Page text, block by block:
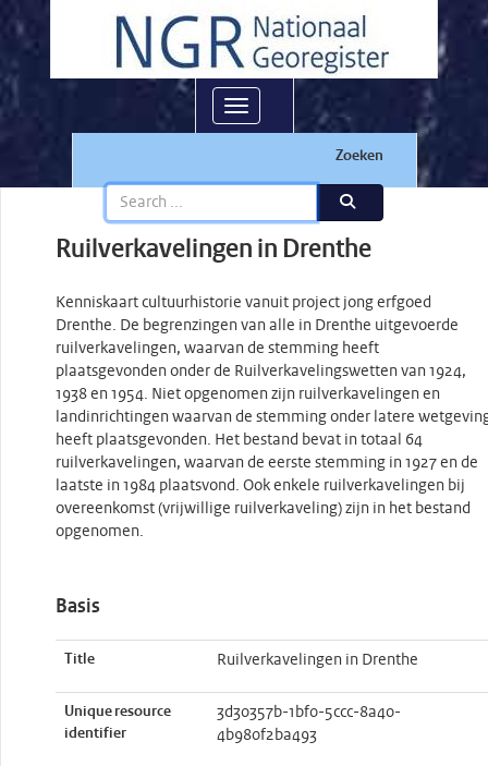
Toggle navigation
Zoeken
Ruilverkavelingen in Drenthe
Kenniskaart cultuurhistorie vanuit project jong erfgoed
Drenthe. De begrenzingen van alle in Drenthe uitgevoerde
ruilverkavelingen, waarvan de stemming heeft
plaatsgevonden onder de Ruilverkavelingswetten van 1924,
1938 en 1954. Niet opgenomen zijn ruilverkavelingen en
landinrichtingen waarvan de stemming onder latere
heeft plaatsgevonden. Het bestand bevat in totaal 64
ruilverkavelingen, waarvan de eerste stemming in 1927 en de
laatste in 1984 plaatsvond. Ook enkele ruilverkavelingen bij
overeenkomst (vrijwillige ruilverkaveling) zijn in het bestand
opgenomen.
Basis
Title Ruilverkavelingen in Drenthe
Unique resource
identifier
3d30357b-1bf0-5ccc-8a40-
4b980f2ba493